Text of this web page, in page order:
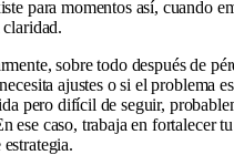
para momentos así, cuando
sobre todo después de
ajustes o si el problema
pero difícil de seguir,
ese caso, trabaja en fortalecer